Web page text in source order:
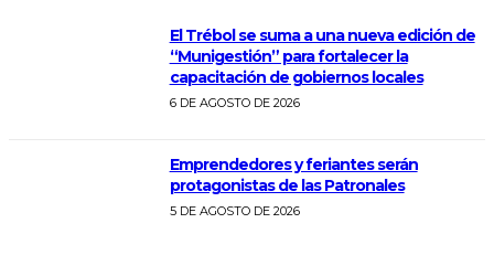
El Trébol se suma a una nueva edición de
“Munigestión” para fortalecer la
capacitación de gobiernos locales
6 DE AGOSTO DE 2026
Emprendedores y feriantes serán
protagonistas de las Patronales
5 DE AGOSTO DE 2026